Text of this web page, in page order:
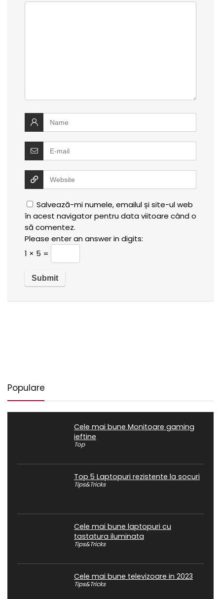
Salvează-mi numele, emailul și site-ul web
în acest navigator pentru data viitoare când o
să comentez.
Please enter an answer in digits:
1 × 5 =
Populare
Cele mai bune Monitoare gaming
ieftine
Top
Top 5 Laptopuri rezistente la socuri
Tips&Tricks
Cele mai bune laptopuri cu
tastatura iluminata
Tips&Tricks
Cele mai bune televizoare in 2023
Tips&Tricks